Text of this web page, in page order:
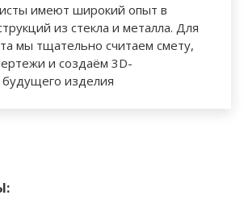
имеют широкий опыт в
из стекла и металла. Для
мы тщательно считаем смету,
и создаём 3D-
изделия